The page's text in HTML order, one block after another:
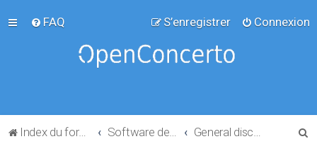
FAQ Connexion
S’enregistrer
Index du forum